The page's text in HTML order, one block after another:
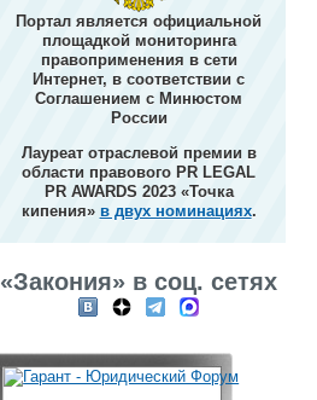
Портал является официальной
площадкой мониторинга
правоприменения в сети
Интернет, в соответствии с
Соглашением с Минюстом
России
Лауреат отраслевой премии в
области правового PR LEGAL
PR AWARDS 2023 «Точка
кипения» в двух номинациях.
«Закония» в соц. сетях